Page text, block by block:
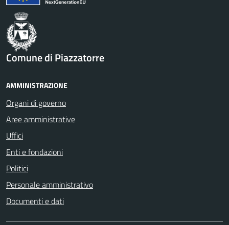
Comune di Piazzatorre
AMMINISTRAZIONE
Organi di governo
Aree amministrative
Uffici
Enti e fondazioni
Politici
Personale amministrativo
Documenti e dati